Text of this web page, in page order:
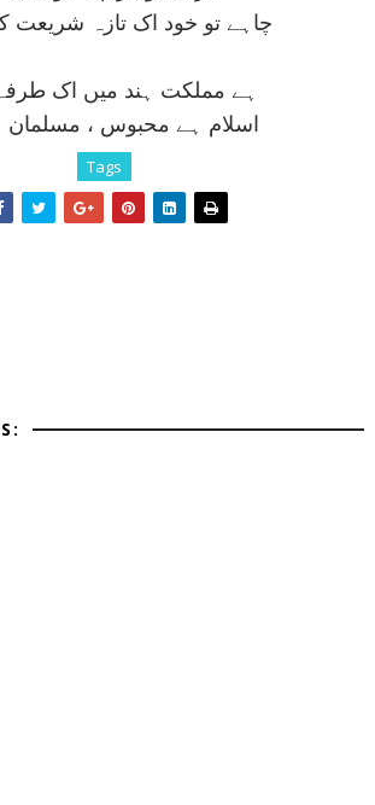
چاہے تو خود اک تازہ شريعت
ہے مملکت ہند ميں اک
اسلام ہے محبوس ، مسلمان
Tags